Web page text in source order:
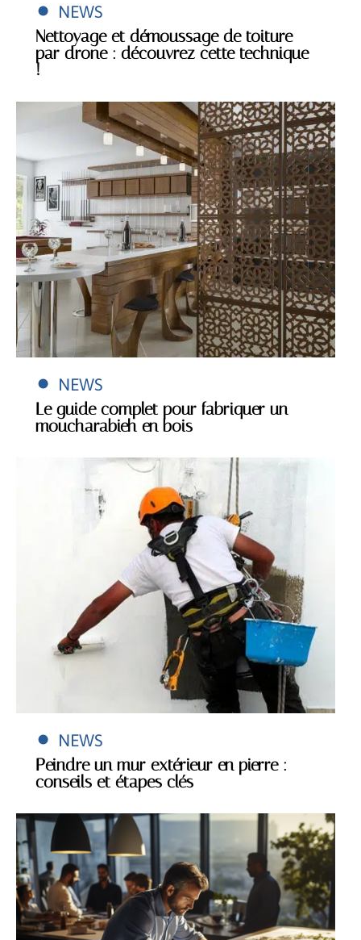
NEWS
Nettoyage et démoussage de toiture
par drone : découvrez cette technique
!
NEWS
Le guide complet pour fabriquer un
moucharabieh en bois
NEWS
Peindre un mur extérieur en pierre :
conseils et étapes clés